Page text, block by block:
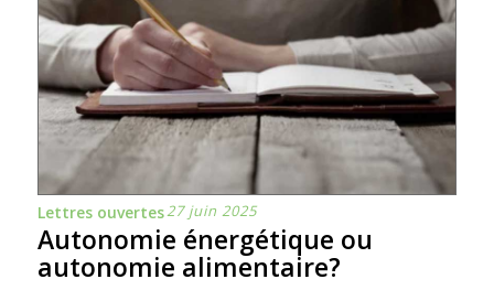
Lettres ouvertes27 juin 2025
Autonomie énergétique ou
autonomie alimentaire?